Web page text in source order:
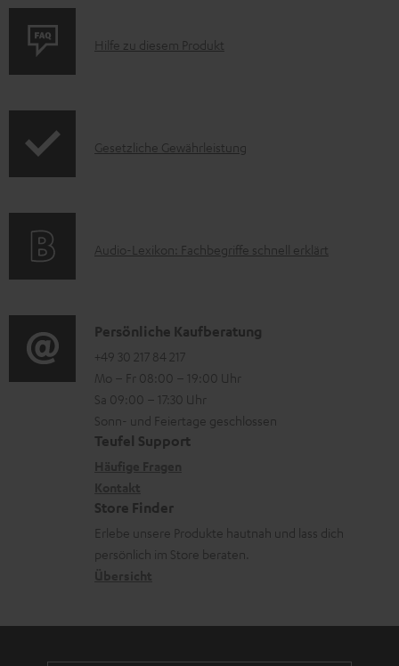
m
u
r
d
e
n
P
u
A
Hilfe zu diesem Produkt
I
r
t
i
o
n
e
r
r
a
Gesetzliche Gewährleistung
A
i
o
-
L
e
k
o
Audio-Lexikon: Fachbegriffe schnell erklärt
K
o
n
t
a
d
a
n
Persönliche Kaufberatung
+49 30 217 84 217
Mo – Fr 08:00 – 19:00 Uhr
Sa 09:00 – 17:30 Uhr
Sonn- und Feiertage geschlossen
Teufel Support
Store Finder
Erlebe unsere Produkte hautnah und lass dich
persönlich im Store beraten.